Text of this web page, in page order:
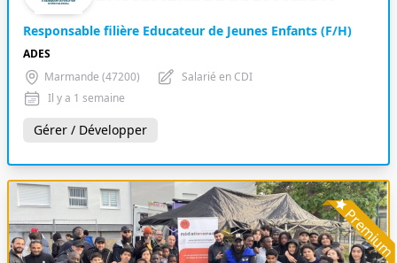
Responsable filière Educateur de Jeunes Enfants (F/H)
ADES
Marmande (47200)
Salarié en CDI
Il y a 1 semaine
Gérer / Développer